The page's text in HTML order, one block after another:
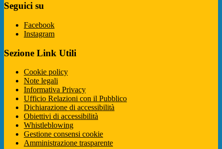
Seguici su
Facebook
Instagram
Sezione Link Utili
Cookie policy
Note legali
Informativa Privacy
Ufficio Relazioni con il Pubblico
Dichiarazione di accessibilità
Obiettivi di accessibilità
Whistleblowing
Gestione consensi cookie
Amministrazione trasparente